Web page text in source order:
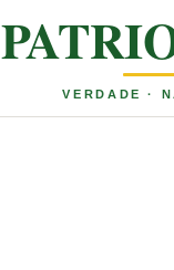
VERDADE ·